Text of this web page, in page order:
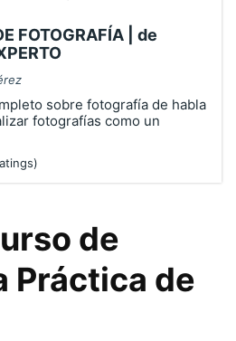
FOTOGRAFÍA | de
sobre fotografía de habla
fotografías como un
de
Práctica de